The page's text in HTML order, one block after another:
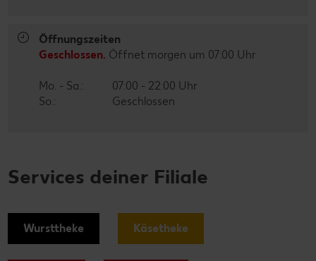
Öffnungszeiten
Geschlossen. Öffnet morgen um 07:00 Uhr
Mo. - Sa.:
07:00 - 22:00 Uhr
So.:
Geschlossen
Services deiner Filiale
Wursttheke Käsetheke